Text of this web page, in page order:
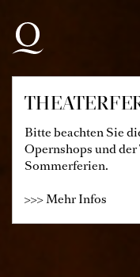
Zur
Zum Hauptinhalt
Zum Footer
Bitte beachten Sie
Opernshops und
Sommerferien.
>>> Mehr Infos